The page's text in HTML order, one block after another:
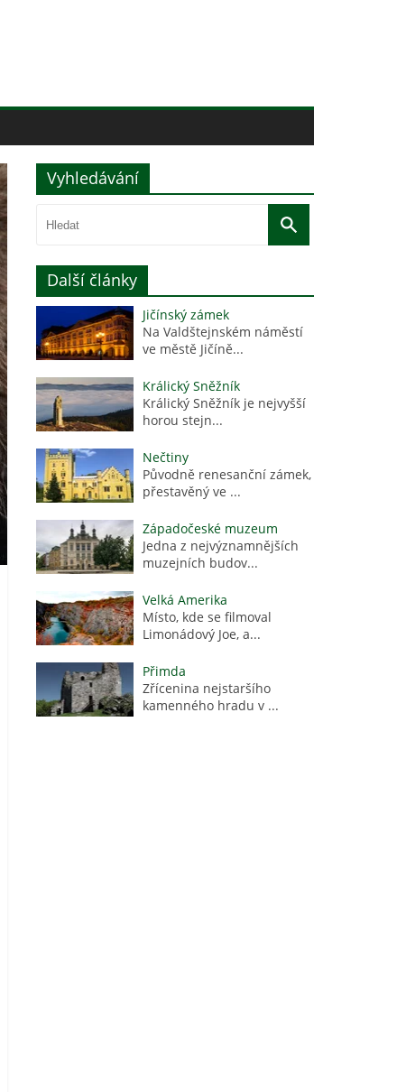
Vyhledávání
Další články
Jičínský zámek
Na Valdštejnském náměstí
ve městě Jičíně...
Králický Sněžník
Králický Sněžník je nejvyšší
horou stejn...
Nečtiny
Původně renesanční zámek,
přestavěný ve ...
Západočeské muzeum
Jedna z nejvýznamnějších
muzejních budov...
Velká Amerika
Místo, kde se filmoval
Limonádový Joe, a...
Přimda
Zřícenina nejstaršího
kamenného hradu v ...